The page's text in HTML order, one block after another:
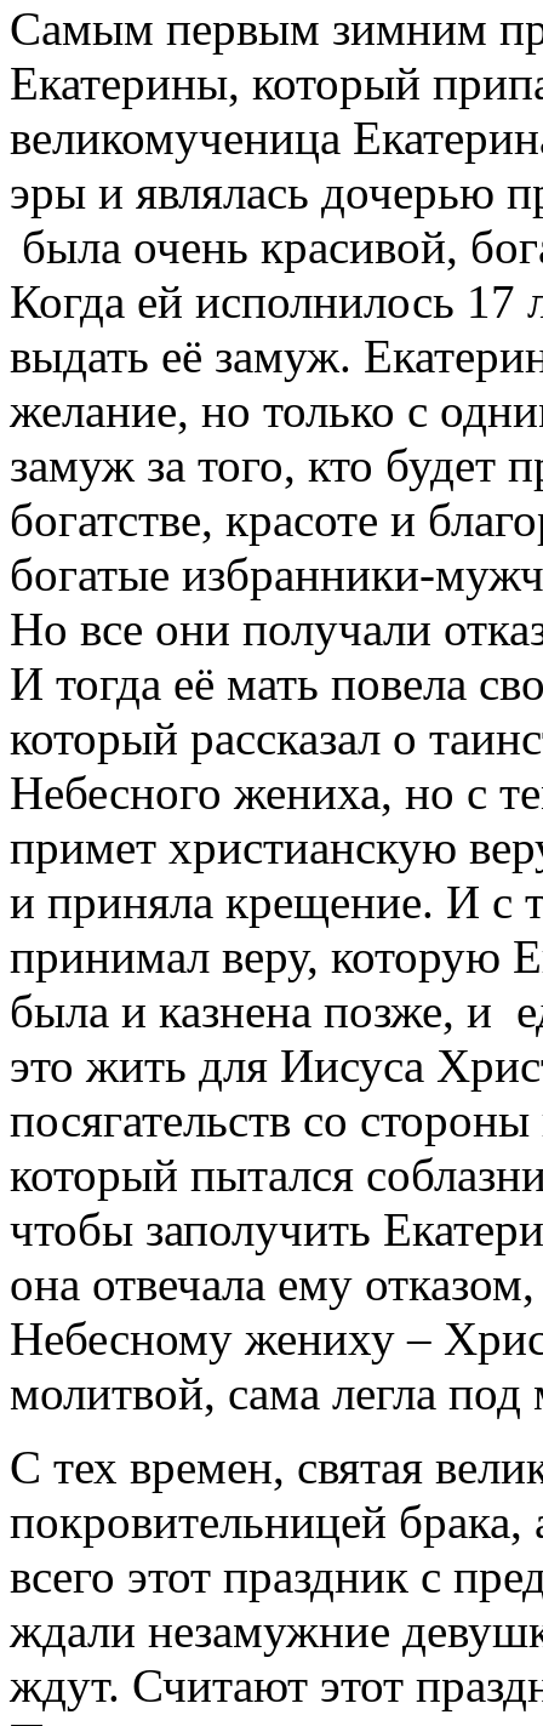
Самым первым зимним
Екатерины, который
великомученица
эры и являлась дочерью
была очень красивой,
Когда ей исполнилось 17
выдать её замуж.
желание, но только с
замуж за того, кто будет
богатстве, красоте и
богатые избранники-
Но все они получали
И тогда её мать повела
который рассказал о
Небесного жениха, но с
примет христианскую
и приняла крещение. И с
принимал веру, которую
была и казнена позже, и
это жить для Иисуса
посягательств со
который пытался
чтобы заполучить
она отвечала ему
Небесному жениху –
молитвой, сама легла под
С тех времен, святая
покровительницей
всего этот праздник с
ждали незамужние
ждут. Считают этот